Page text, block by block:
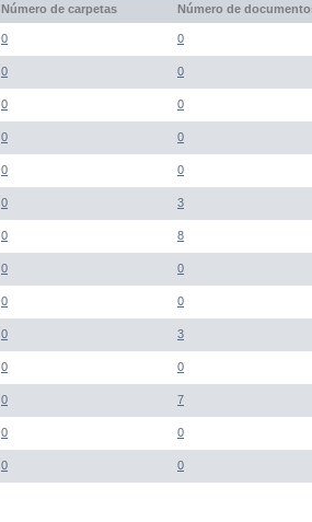
Número de carpetas Número de
0 0
0 0
0 0
0 0
0 0
0 3
0 8
0 0
0 0
0 3
0 0
0 7
0 0
0 0